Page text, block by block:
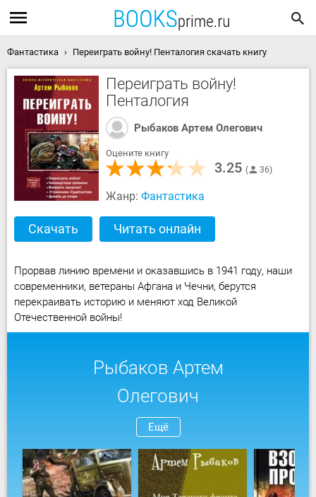
Фантастика Переиграть войну! Пенталогия скачать книгу
Переиграть войну!
Пенталогия
Рыбаков Артем Олегович
Оцените книгу
3.25 36
Жанр: Фантастика
Скачать Читать онлайн
Прорвав линию времени и оказавшись в 1941 году, наши
современники, ветераны Афгана и Чечни, берутся
перекраивать историю и меняют ход Великой
Отечественной войны!
Рыбаков Артем
Олегович
Ещё